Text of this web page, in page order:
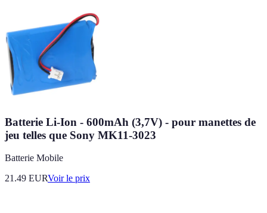
Batterie Li-Ion - 600mAh (3,7V) - pour manettes de
jeu telles que Sony MK11-3023
Batterie Mobile
21.49 EURVoir le prix